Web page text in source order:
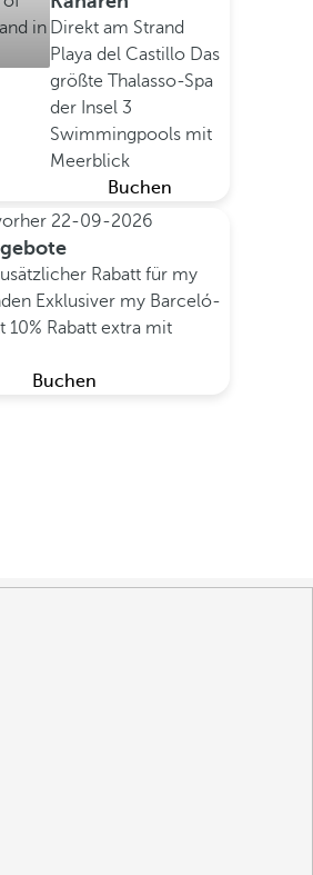
Direkt am Strand
Playa del Castillo Das
größte Thalasso-Spa
der Insel 3
Swimmingpools mit
Meerblick
Buchen
22-09-2026
Rabatt für my
Exklusiver my Barceló-
10% Rabatt extra mit
Buchen